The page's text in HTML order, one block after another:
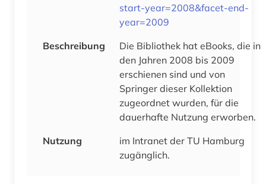
start-year=2008&facet-end-
year=2009
Beschreibung
Die Bibliothek hat eBooks, die in
den Jahren 2008 bis 2009
erschienen sind und von
Springer dieser Kollektion
zugeordnet wurden, für die
dauerhafte Nutzung erworben.
Nutzung
im Intranet der TU Hamburg
zugänglich.